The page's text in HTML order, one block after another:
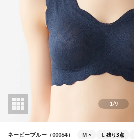
1/9
ネービーブルー（00064） M ○ L 残り3点